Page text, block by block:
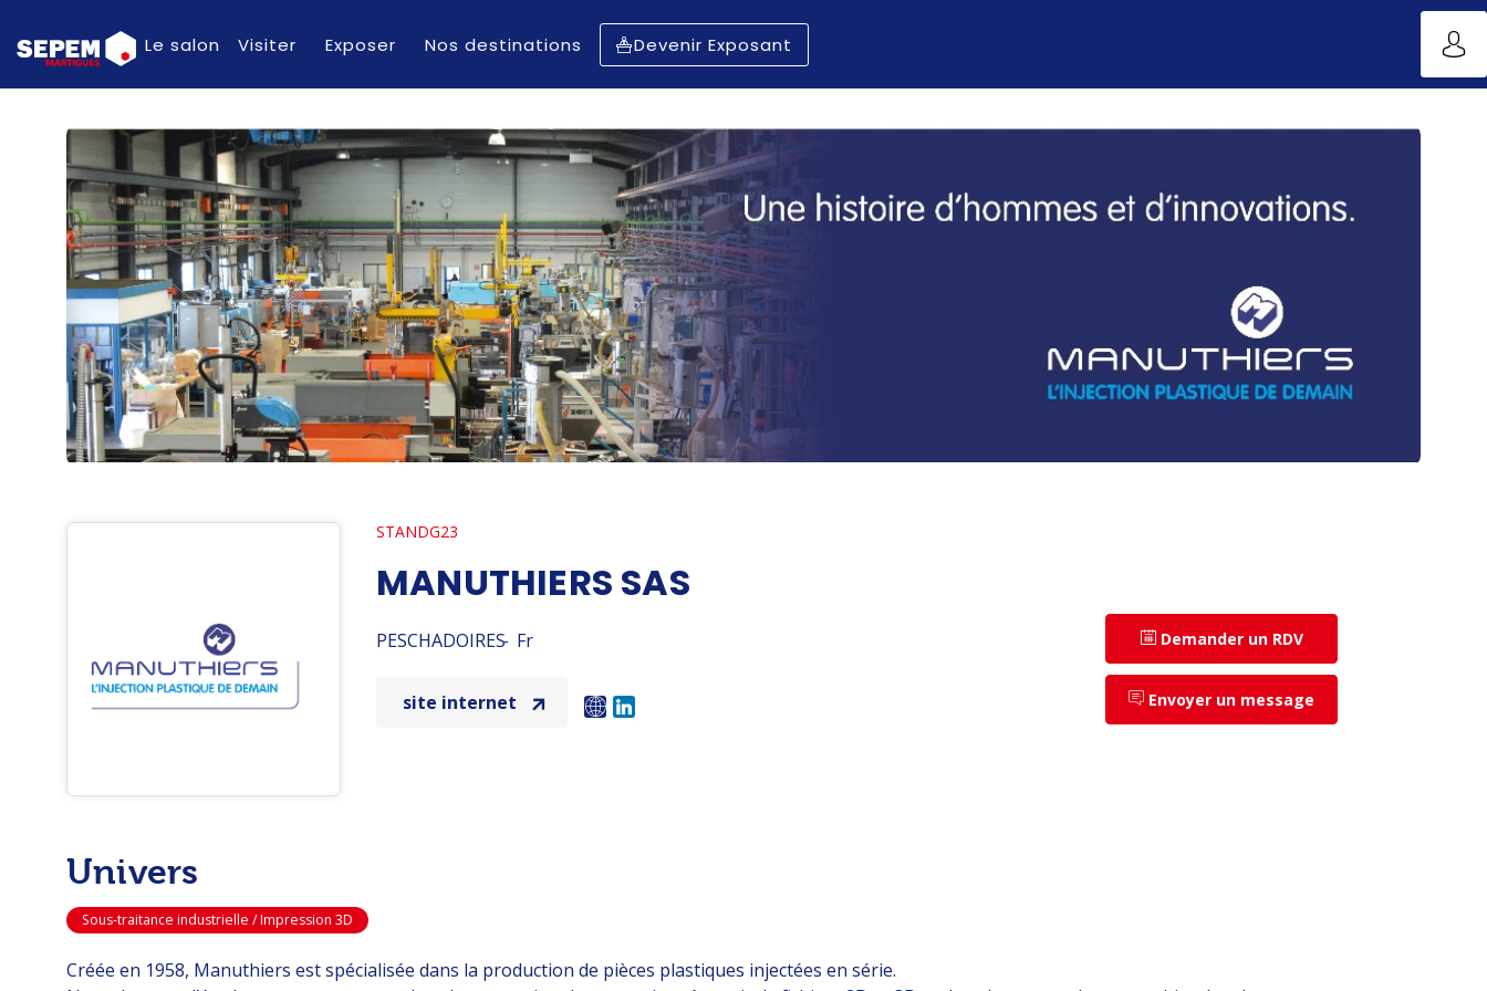
Le salon Visiter Exposer Nos destinations Devenir Exposant
Demander un RDV
Envoyer un message
G23
MANUTHIERS SAS
PESCHADOIRES Fr
site internet
Univers
Sous-traitance industrielle / Impression 3D
Créée en 1958, Manuthiers est spécialisée dans la production de pièces plastiques injectées en série.